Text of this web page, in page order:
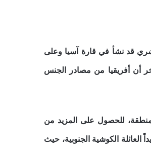
قد نشأ في قارة آسيا وعلى
أن أفريقيا من مصادر الجنس
للحصول على المزيد من
العائلة الكوشية الجنوبية، حيث